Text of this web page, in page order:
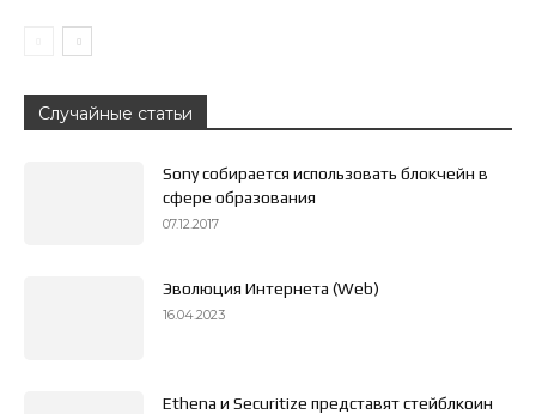
Случайные статьи
Sony собирается использовать блокчейн в
сфере образования
07.12.2017
Эволюция Интернета (Web)
16.04.2023
Ethena и Securitize представят стейблкоин